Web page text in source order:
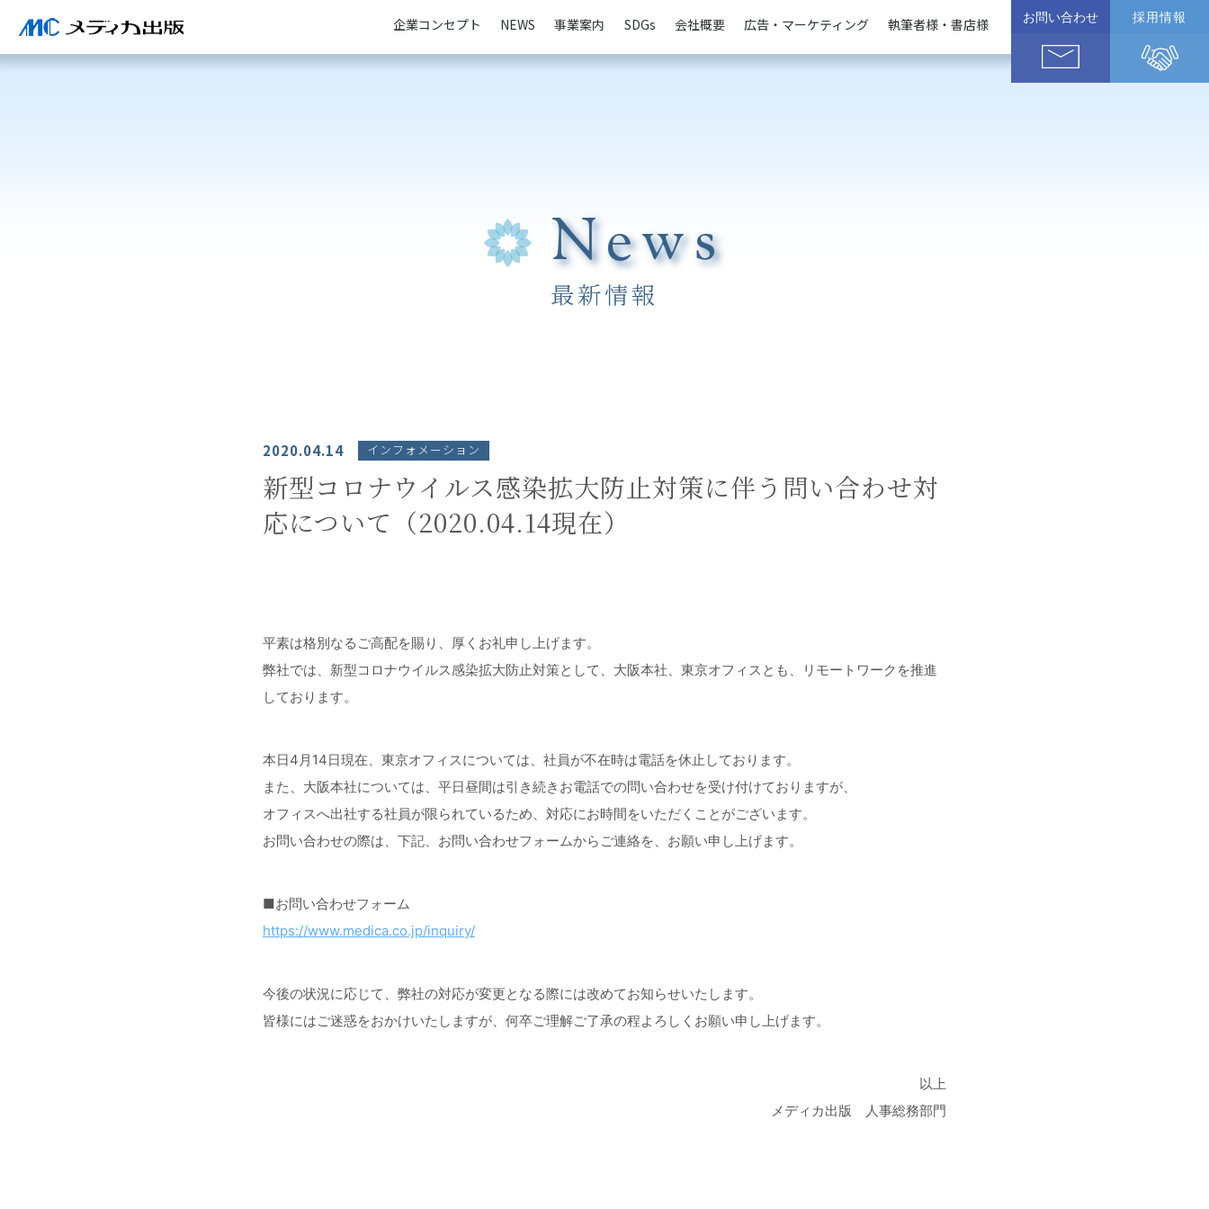
企業コンセプト NEWS 事業案内 SDGs 会社概要 広告・マーケティング 執筆者様・書店様 お問い合わせ 採用情報
News
最新情報
2020.04.14 インフォメーション
新型コロナウイルス感染拡大防止対策に伴う問い合わせ対
応について（2020.04.14現在）
平素は格別なるご高配を賜り、厚くお礼申し上げます。
弊社では、新型コロナウイルス感染拡大防止対策として、大阪本社、東京オフィスとも、リモートワークを推進
しております。
本日4月14日現在、東京オフィスについては、社員が不在時は電話を休止しております。
また、大阪本社については、平日昼間は引き続きお電話での問い合わせを受け付けておりますが、
オフィスへ出社する社員が限られているため、対応にお時間をいただくことがございます。
お問い合わせの際は、下記、お問い合わせフォームからご連絡を、お願い申し上げます。
■お問い合わせフォーム
https://www.medica.co.jp/inquiry/
今後の状況に応じて、弊社の対応が変更となる際には改めてお知らせいたします。
皆様にはご迷惑をおかけいたしますが、何卒ご理解ご了承の程よろしくお願い申し上げます。
以上
メディカ出版 人事総務部門